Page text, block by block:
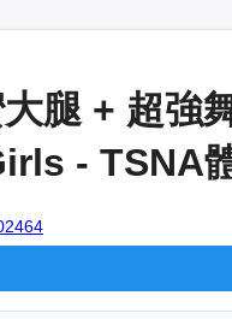
腿 + 超
- TSNA